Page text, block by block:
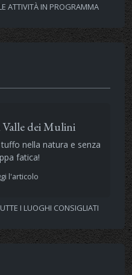
ATTIVITÀ IN PROGRAMMA
Valle dei Mulini
nella natura e senza
fatica!
l'articolo
I LUOGHI CONSIGLIATI